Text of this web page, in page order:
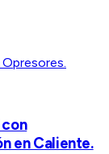
en Caliente.